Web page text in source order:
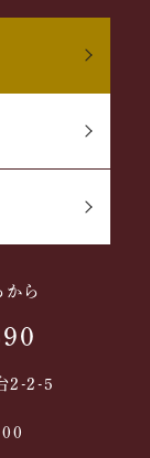
から
2-2-5